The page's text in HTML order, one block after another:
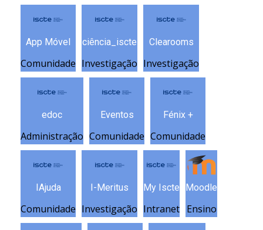
App Móvel
Comunidade
ciência_iscte
Investigação
Clearooms
Investigação
edoc
Administração
Eventos
Comunidade
Fénix +
Comunidade
IAjuda
Comunidade
I-Meritus
Investigação
My Iscte
Intranet
Moodle
Ensino